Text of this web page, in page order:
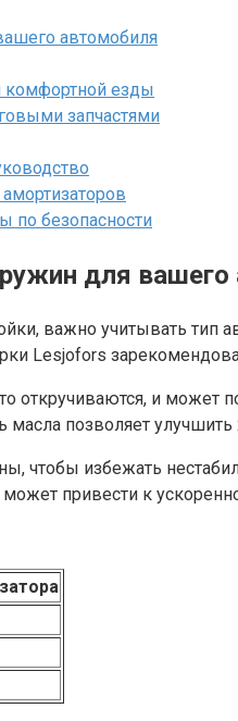
автомобиля
комфортной езды
запчастями
по безопасности
для
важно учитывать тип
Lesjofors
откручиваются, и
масла позволяет
чтобы избежать
привести к